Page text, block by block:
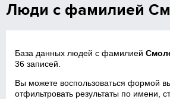
Люди с фамилией
База данных людей с фамилией
36 записей.
Вы можете воспользоваться формой
отфильтровать результаты по имени,